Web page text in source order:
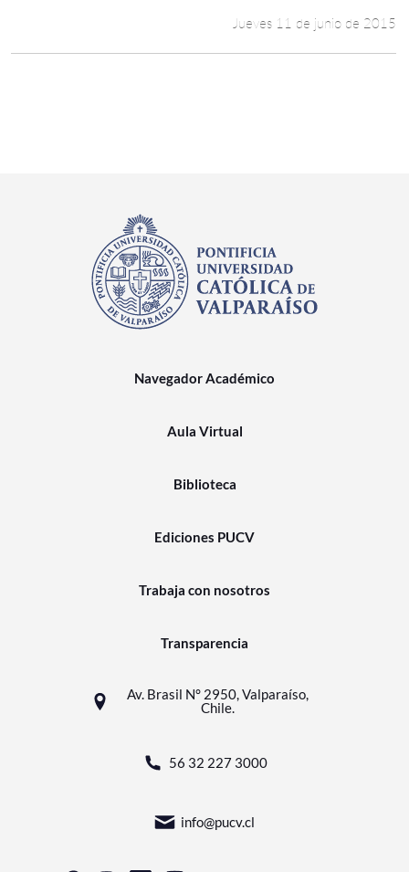
Jueves 11 de junio de 2015
Navegador Académico
Aula Virtual
Biblioteca
Ediciones PUCV
Trabaja con nosotros
Transparencia
Av. Brasil N° 2950, Valparaíso,
Chile.
56 32 227 3000
info@pucv.cl